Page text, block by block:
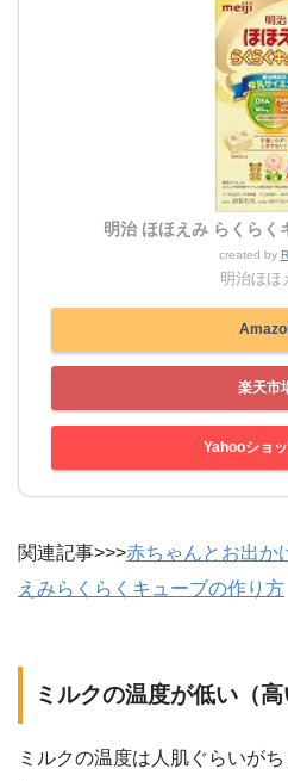
明治 ほほえみ らくらく
created by
明治ほほ
楽天市
Yahooショ
関連記事>>>赤ちゃんとお出か
えみらくらくキューブの作り方
ミルクの温度が低い（高
ミルクの温度は人肌ぐらいが